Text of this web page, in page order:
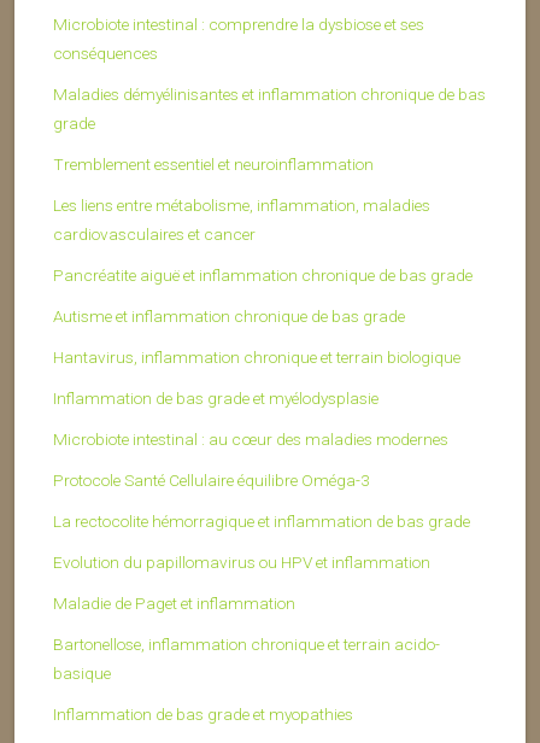
Microbiote intestinal : comprendre la dysbiose et ses
conséquences
Maladies démyélinisantes et inflammation chronique de bas
grade
Tremblement essentiel et neuroinflammation
Les liens entre métabolisme, inflammation, maladies
cardiovasculaires et cancer
Pancréatite aiguë et inflammation chronique de bas grade
Autisme et inflammation chronique de bas grade
Hantavirus, inflammation chronique et terrain biologique
Inflammation de bas grade et myélodysplasie
Microbiote intestinal : au cœur des maladies modernes
Protocole Santé Cellulaire équilibre Oméga-3
La rectocolite hémorragique et inflammation de bas grade
Evolution du papillomavirus ou HPV et inflammation
Maladie de Paget et inflammation
Bartonellose, inflammation chronique et terrain acido-
basique
Inflammation de bas grade et myopathies